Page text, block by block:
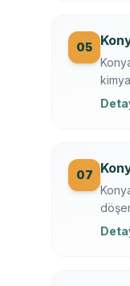
05
07